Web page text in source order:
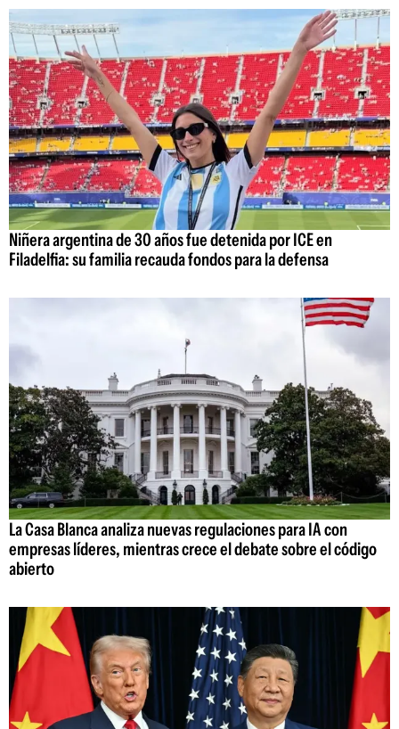
Niñera argentina de 30 años fue detenida por ICE en
Filadelfia: su familia recauda fondos para la defensa
La Casa Blanca analiza nuevas regulaciones para IA con
empresas líderes, mientras crece el debate sobre el código
abierto